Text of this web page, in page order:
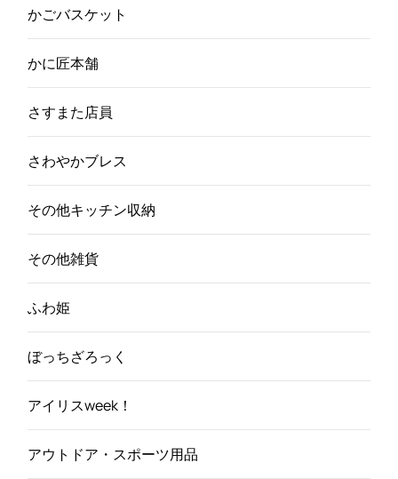
かごバスケット
かに匠本舗
さすまた店員
さわやかブレス
その他キッチン収納
その他雑貨
ふわ姫
ぼっちざろっく
アイリスweek！
アウトドア・スポーツ用品